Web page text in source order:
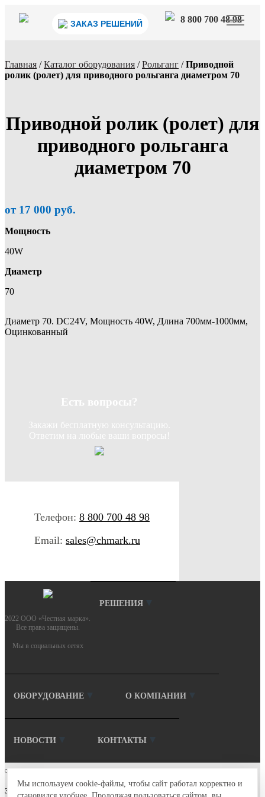
ЗАКАЗ РЕШЕНИЙ 8 800 700 48 98
Горячая линия
Главная /Каталог оборудования /Рольганг /Приводной
ролик (ролет) для приводного рольганга диаметром 70
Приводной ролик (ролет) для
приводного рольганга
диаметром 70
от 17 000 руб.
Мощность
40W
Диаметр
70
Диаметр 70. DC24V, Мощность 40W, Длина 700мм-1000мм,
Оцинкованный
Есть вопросы?
Закажи бесплатную консультацию.
Ответим на любые ваши вопросы!
Телефон: 8 800 700 48 98
Email: sales@chmark.ru
2022 ООО «Честная марка».
Все права защищены.
Мы в социальных сетях
РЕШЕНИЯ
ОБОРУДОВАНИЕ О КОМПАНИИ
НОВОСТИ КОНТАКТЫ
Запрос коммерческого предложения
Мы используем cookie-файлы, чтобы сайт работал корректно и